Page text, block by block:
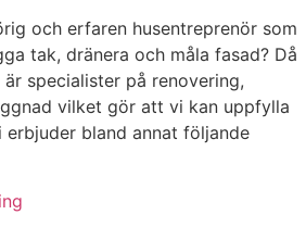
och erfaren husentreprenör som
tak, dränera och måla fasad? Då
specialister på renovering,
vilket gör att vi kan uppfylla
bland annat följande